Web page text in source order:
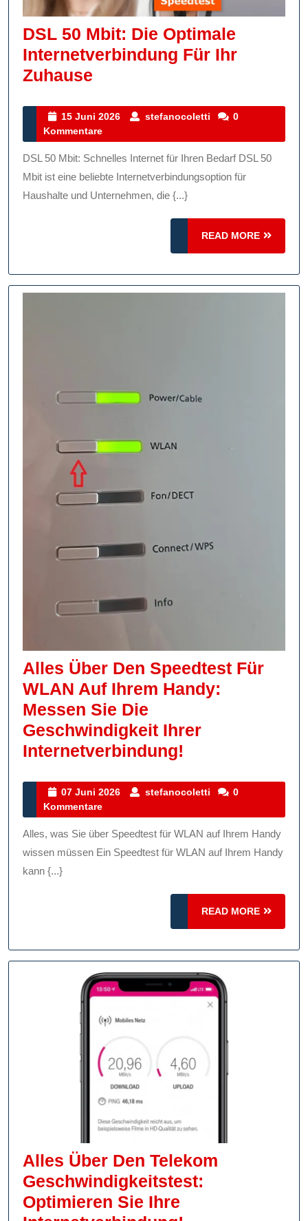
DSL 50 Mbit: Die Optimale
Internetverbindung Für Ihr
Zuhause
Mbit:
Die
Optimale
Internetverbindung
Für
15 Juni 2026
15
2026
stefanocoletti stefanocoletti
0
Kommentare
DSL 50 Mbit: Schnelles Internet für Ihren Bedarf DSL 50
Mbit ist eine beliebte Internetverbindungsoption für
Haushalte und Unternehmen, die {...}
READ MORE
READ
MORE
Alles Über Den Speedtest Für
WLAN Auf Ihrem Handy:
Messen Sie Die
Geschwindigkeit Ihrer
Internetverbindung!
Den
Für
WLAN
Ihrem
Handy:
Messen
Sie
Die
07 Juni 2026
07
2026
stefanocoletti stefanocoletti
0
Kommentare
Alles, was Sie über Speedtest für WLAN auf Ihrem Handy
wissen müssen Ein Speedtest für WLAN auf Ihrem Handy
kann {...}
READ MORE
READ
MORE
Alles Über Den Telekom
Geschwindigkeitstest:
Optimieren Sie Ihre